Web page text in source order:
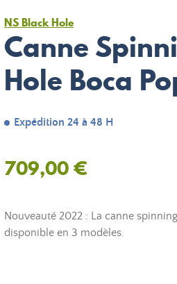
NS Black Hole
Canne
Hole Boca
Expédition 24 à 48 H
709,00 €
Nouveauté 2022 : La canne
disponible en 3 modèles.